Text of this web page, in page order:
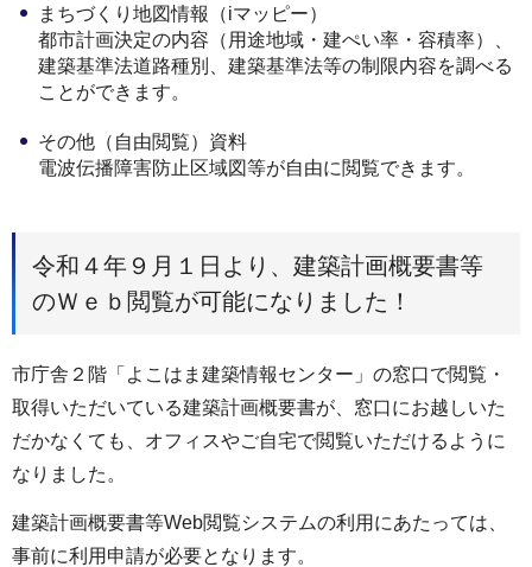
まちづくり地図情報（iマッピー）
都市計画決定の内容（用途地域・建ぺい率・容積率）、
建築基準法道路種別、建築基準法等の制限内容を調べる
ことができます。
その他（自由閲覧）資料
電波伝播障害防止区域図等が自由に閲覧できます。
令和４年９月１日より、建築計画概要書等
のＷｅｂ閲覧が可能になりました！
市庁舎２階「よこはま建築情報センター」の窓口で閲覧・
取得いただいている建築計画概要書が、窓口にお越しいた
だかなくても、オフィスやご自宅で閲覧いただけるように
なりました。
建築計画概要書等Web閲覧システムの利用にあたっては、
事前に利用申請が必要となります。